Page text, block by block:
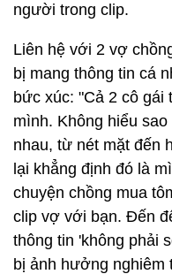
người trong clip.
Liên hệ với 2 vợ
bị mang thông tin cá
bức xúc: "Cả 2 cô gái
mình. Không hiểu
nhau, từ nét mặt đến
lại khẳng định đó là
chuyện chồng mua
clip vợ với bạn. Đến
thông tin 'không phải
bị ảnh hưởng